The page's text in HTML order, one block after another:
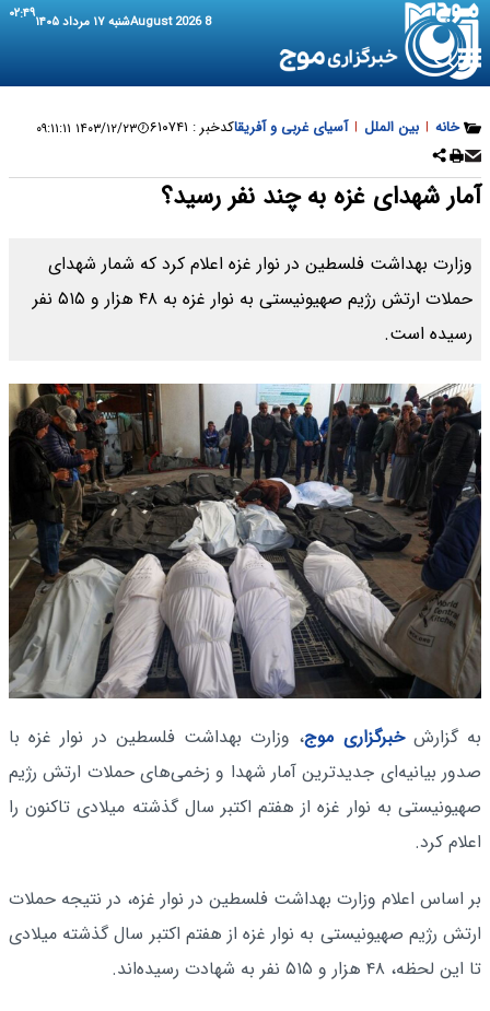
8 August 2026 شنبه ۱۷ مرداد ۱۴۰۵ ۰۲:۴۹
خانه | بین الملل | آسیای غربی و آفریقاکدخبر : ۶۱۰۷۴۱ ۱۴۰۳/۱۲/۲۳ ۰۹:۱۱:۱۱
آمار شهدای غزه به چند نفر رسید؟
وزارت بهداشت فلسطین در نوار غزه اعلام کرد که شمار شهدای
حملات ارتش رژیم صهیونیستی به نوار غزه به ۴۸ هزار و ۵۱۵ نفر
رسیده است.
به گزارشخبرگزاری موج، وزارت بهداشت فلسطین در نوار غزه با
صدور بیانیه‌ای جدیدترین آمار شهدا و زخمی‌های حملات ارتش رژیم
صهیونیستی به نوار غزه از هفتم اکتبر سال گذشته میلادی تاکنون را
اعلام کرد.
بر اساس اعلام وزارت بهداشت فلسطین در نوار غزه، در نتیجه حملات
ارتش رژیم صهیونیستی به نوار غزه از هفتم اکتبر سال گذشته میلادی
تا این لحظه، ۴۸ هزار و ۵۱۵ نفر به شهادت رسیده‌اند.